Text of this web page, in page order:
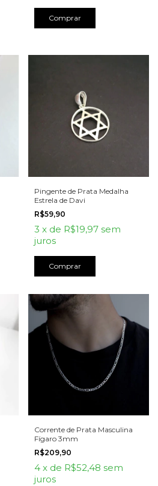
Comprar
Pingente de Prata Medalha
Estrela de Davi
R$59,90
3 x de R$19,97 sem
juros
Corrente de Prata Masculina
Fígaro 3mm
R$209,90
4 x de R$52,48 sem
juros